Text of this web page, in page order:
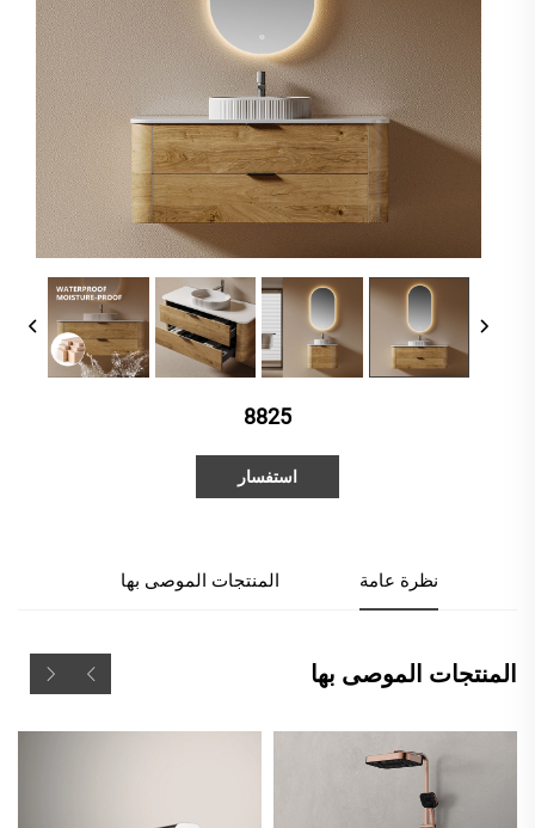
8825
استفسار
نظرة عامة المنتجات الموصى بها
المنتجات الموصى بها